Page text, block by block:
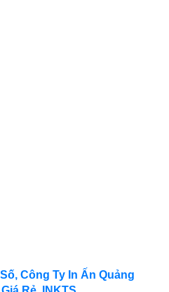
Công Ty In Ấn Quảng